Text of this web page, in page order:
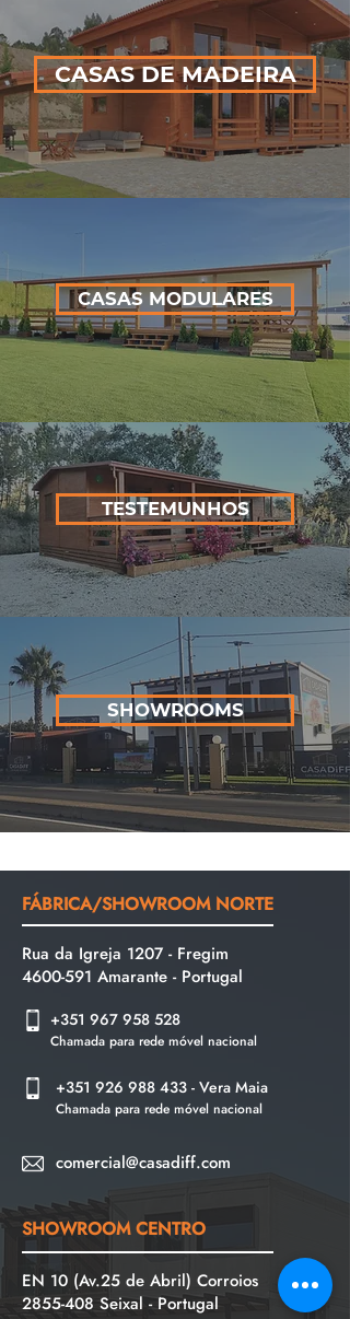
CASAS DE MADEIRA
CASAS MODULARES
TESTEMUNHOS
SHOWROOMS
FÁBRICA/SHOWROOM NORTE
Rua da Igreja 1207 - Fregim
4600-591 Amarante - Portugal
+351 967 958 528
Chamada para rede móvel nacional
+351 926 988 433 - Vera Maia
Chamada para rede móvel nacional
comercial@casadiff.com
SHOWROOM CENTRO
EN 10 (Av.25 de Abril) Corroios
2855-408 Seixal - Portugal